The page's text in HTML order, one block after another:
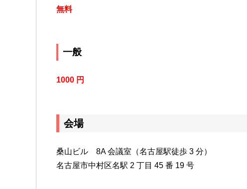
無料
一般
1000 円
会場
桑山ビル 8A 会議室（名古屋駅徒歩 3 分）
名古屋市中村区名駅 2 丁目 45 番 19 号